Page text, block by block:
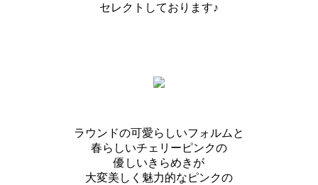
セレクトしております♪
ラウンドの可愛らしいフォルムと
春らしいチェリーピンクの
優しいきらめきが
大変美しく魅力的なピンクの